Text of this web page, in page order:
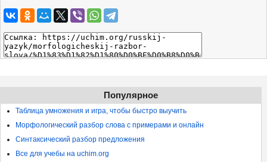
Популярное
Таблица умножения и игра, чтобы быстро выучить
Морфологический разбор слова с примерами и онлайн
Синтаксический разбор предложения
Все для учебы на uchim.org